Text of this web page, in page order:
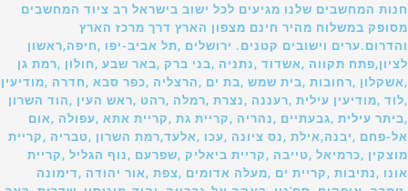
חנות המחשבים שלנו מגיעים לכל ישוב בישראל רב ציוד המחשבים
מסופק במשלוח מהיר חינם מצפון הארץ דרך מרכז הארץ
והדרום.ערים וישובים קטנים. ירושלים ,תל אביב-יפו ,חיפה,ראשון
לציון,פתח תקווה ,אשדוד ,נתניה ,בני ברק ,באר שבע ,חולון ,רמת גן
,אשקלון ,רחובות ,בית שמש ,בת ים ,הרצליה ,כפר סבא ,חדרה ,מודיעין
,לוד ,מודיעין עילית ,רעננה ,נצרת ,רמלה ,רהט ,ראש העין ,הוד השרון
,ביתר עילית ,גבעתיים ,נהריה ,קריית גת ,קריית אתא ,עפולה ,אום
אל-פחם ,יבנה,אילת ,נס ציונה ,עכו ,אלעד,רמת השרון ,טבריה ,קריית
מוצקין ,כרמיאל ,טייבה ,קריית ביאליק ,שפרעם ,נוף הגליל ,קריית
אונו ,נתיבות ,קריית ים ,מעלה אדומים ,צפת ,אור יהודה ,דימונה